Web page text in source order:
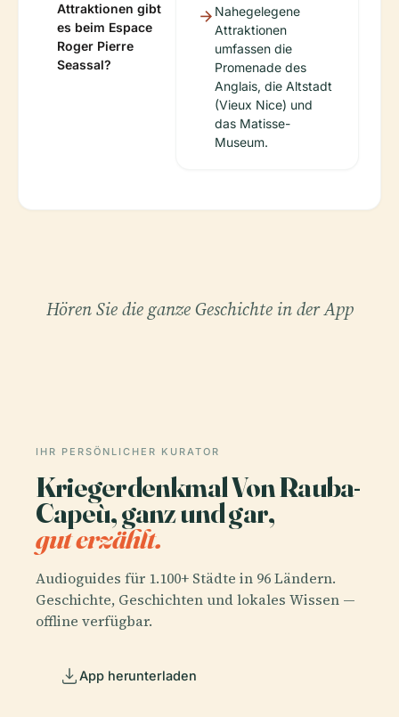
Attraktionen gibt
es beim Espace
Roger Pierre
Seassal?
Nahegelegene
Attraktionen
umfassen die
Promenade des
Anglais, die Altstadt
(Vieux Nice) und
das Matisse-
Museum.
Hören Sie die ganze Geschichte in der App
IHR PERSÖNLICHER KURATOR
Kriegerdenkmal Von Rauba-
Capeù, ganz und gar,
gut erzählt.
Audioguides für 1.100+ Städte in 96 Ländern.
Geschichte, Geschichten und lokales Wissen —
offline verfügbar.
App herunterladen